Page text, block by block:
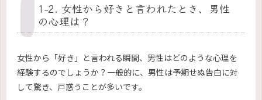
1-2. 女性から好きと言われたとき、男性
の心理は？
女性から「好き」と言われる瞬間、男性はどのような心理を
経験するのでしょうか？一般的に、男性は予期せぬ告白に対
して驚き、戸惑うことが多いです。